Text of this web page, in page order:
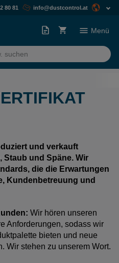
80 81 info@dustcontrol.at
Menü
und verkauft
Staub und Späne. Wir
die die Erwartungen
Kundenbetreuung und
Wir hören unseren
Anforderungen, sodass wir
bieten und neue
Wir stehen zu unserem Wort.